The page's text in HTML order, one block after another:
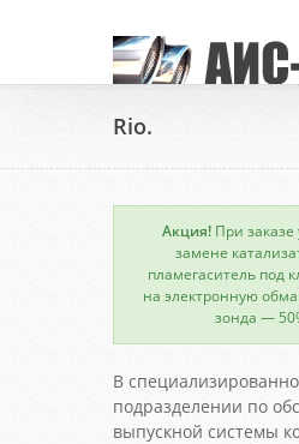
Rio.
Акция! При заказе
замене
пламегаситель под
на электронную
зонда —
В
подразделении по
выпускной системы